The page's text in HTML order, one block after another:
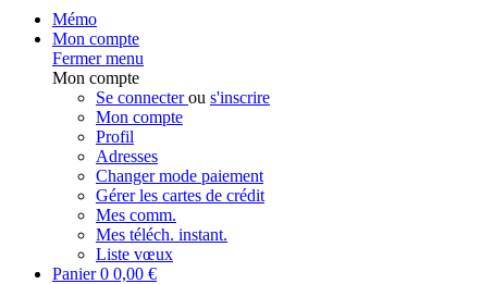
Mémo
Mon compte
Fermer menu
Mon compte
Se connecterou s'inscrire
Mon compte
Profil
Adresses
Changer mode paiement
Gérer les cartes de crédit
Mes comm.
Mes téléch. instant.
Liste vœux
Panier0 0,00 €